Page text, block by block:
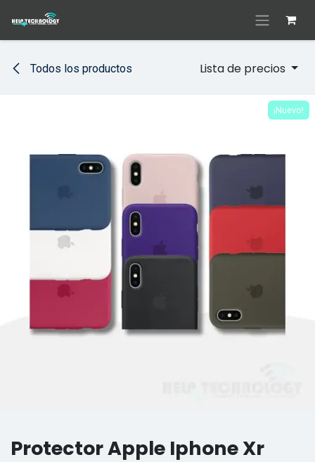
Todos los productos Lista de precios
¡Nuevo!
Protector Apple Iphone Xr